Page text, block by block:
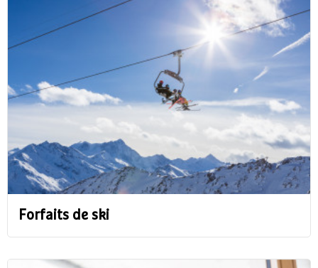
Forfaits de ski